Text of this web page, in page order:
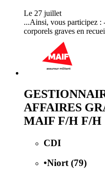
Le 27 juillet
...Ainsi, vous participez :
corporels graves en
AFFAIRES
MAIF F/H F/H
CDI
•Niort (79)